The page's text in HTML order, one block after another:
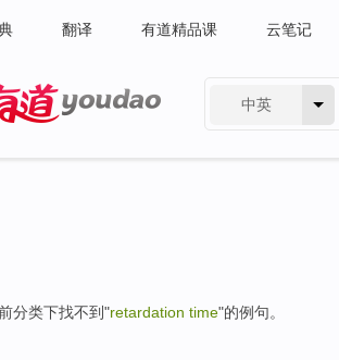
翻译 有道精品课 云笔记
中英
分类下找不到"retardation time"的例句。